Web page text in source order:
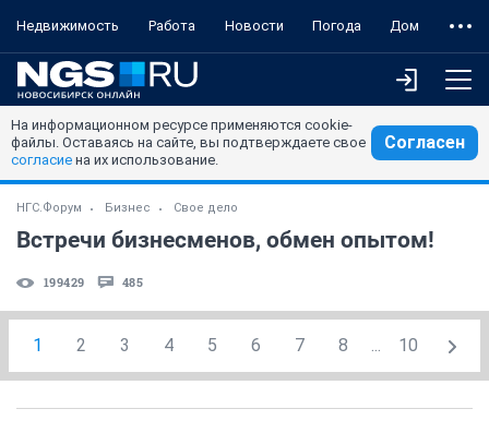
Недвижимость Работа Новости Погода Дом
На информационном ресурсе применяются cookie-
файлы. Оставаясь на сайте, вы подтверждаете свое
согласие на их использование.
Согласен
НГС.Форум Бизнес Свое дело
Встречи бизнесменов, обмен опытом!
199429 485
1 2 3 4 5 6 7 8 ... 10